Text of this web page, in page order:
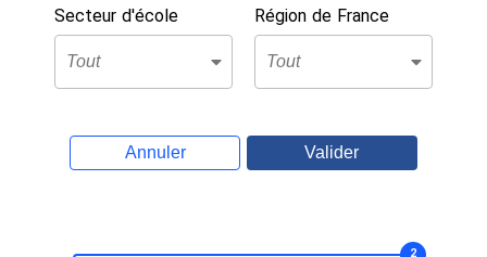
Secteur d'école Région de France
Annuler Valider
2